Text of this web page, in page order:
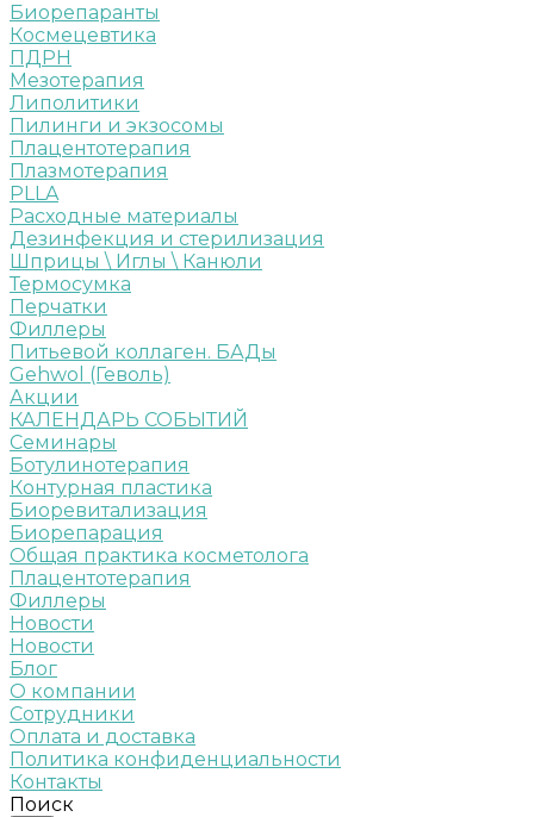
Биорепаранты
Космецевтика
ПДРН
Мезотерапия
Липолитики
Пилинги и экзосомы
Плацентотерапия
Плазмотерапия
PLLA
Расходные материалы
Дезинфекция и стерилизация
Шприцы \ Иглы \ Канюли
Термосумка
Перчатки
Филлеры
Питьевой коллаген. БАДы
Gehwol (Геволь)
Акции
КАЛЕНДАРЬ СОБЫТИЙ
Семинары
Ботулинотерапия
Контурная пластика
Биоревитализация
Биорепарация
Общая практика косметолога
Плацентотерапия
Филлеры
Новости
Новости
Блог
О компании
Сотрудники
Оплата и доставка
Политика конфиденциальности
Контакты
Поиск